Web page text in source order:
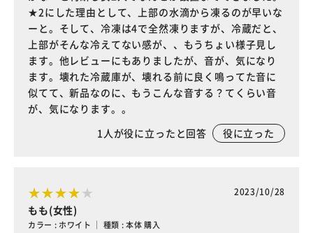
★2にした理由として、上部の水滴から凍るのが早いな
ーと。そして、冷凍は4で全然凍りますが、冷蔵だと、
上部がそんな冷えてない感が、、もうちょい様子見し
ます。他レビューにもありましたが、音が、気になり
ます。壊れた冷蔵庫が、壊れる前に良く鳴ってた音に
似てて、新品なのに、もうこんな音する？てくらい音
が、気になります。。
1人が役に立ったと回答 役に立った
2023/10/28
もも(女性)
カラー : ホワイト ｜ 種類 : 本体 購入